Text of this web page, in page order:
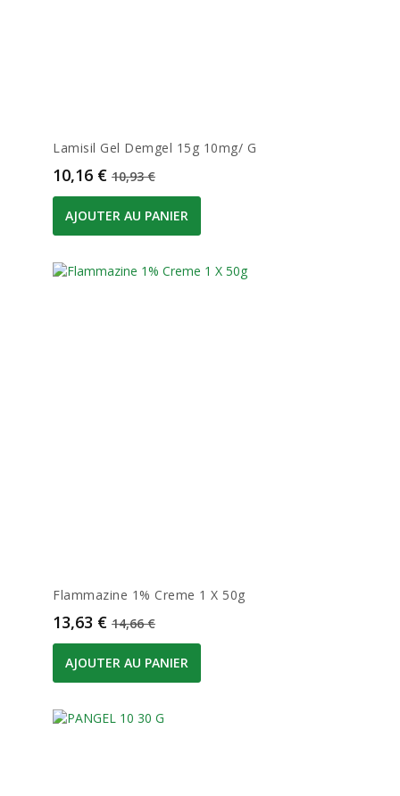
Lamisil Gel Demgel 15g 10mg/ G
Prix
10,16 € Prix de base
10,93 €
AJOUTER AU PANIER
Flammazine 1% Creme 1 X 50g
Prix
13,63 € Prix de base
14,66 €
AJOUTER AU PANIER